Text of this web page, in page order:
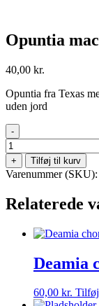
Opuntia
40,00 kr.
Opuntia fra Texas
uden jord
-
Opuntia
macrorhiza
antal
+ Tilføj til kurv
Varenummer (SKU):
Relaterede
Deamia
60,00 kr.